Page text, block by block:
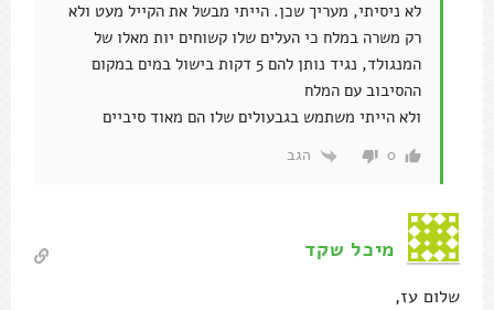
לא ניסיתי, מעריך שכן. הייתי מבשל את הקייל מעט ולא
רק משרה במלח כי העלים שלו קשוחים יות מאלו של
המנגולד, נגיד נותן להם 5 דקות בישול במים במקום
ההסיבוב עם המלח
ולא הייתי משתמש בגבעולים שלו הם מאוד סיביים
0 הגב
מיכל שקד
שלום עז,